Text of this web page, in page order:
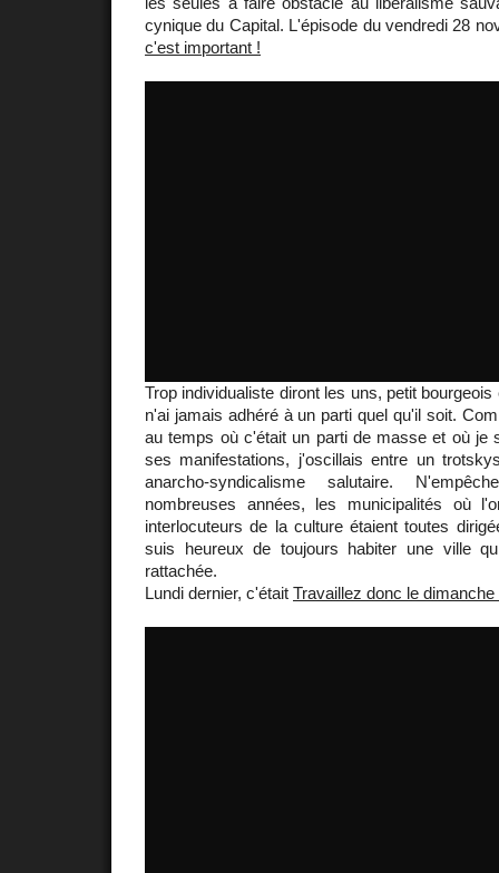
cynique du Capital. L'épisode du vendredi 28
c'est important !
Trop individualiste diront les uns, petit
n'ai jamais adhéré à un parti quel qu'il soit.
au temps où c'était un parti de masse et où je
ses manifestations, j'oscillais entre un
anarcho-syndicalisme salutaire.
nombreuses années, les municipalités où
interlocuteurs de la culture étaient toutes
suis heureux de toujours habiter une ville
rattachée.
Lundi dernier, c'était Travaillez donc le dimanche